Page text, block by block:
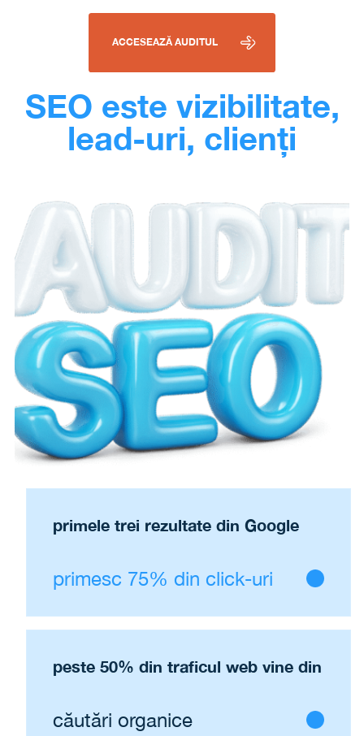
ACCESEAZĂ AUDITUL
SEO este vizibilitate,
lead-uri, clienți
primele trei rezultate din Google
primesc 75% din click-uri
peste 50% din traficul webvine din
căutări organice